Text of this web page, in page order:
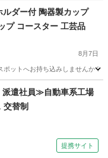
ダー付 陶器製カップ
プ コースター 工芸品
8月7日
トへお持ち込みしませんか？
遣社員≫自動車系工場
交替制
提携サイト